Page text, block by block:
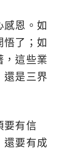
感恩。如
悟了；如
，這些業
還是三界
要有信
還要有成